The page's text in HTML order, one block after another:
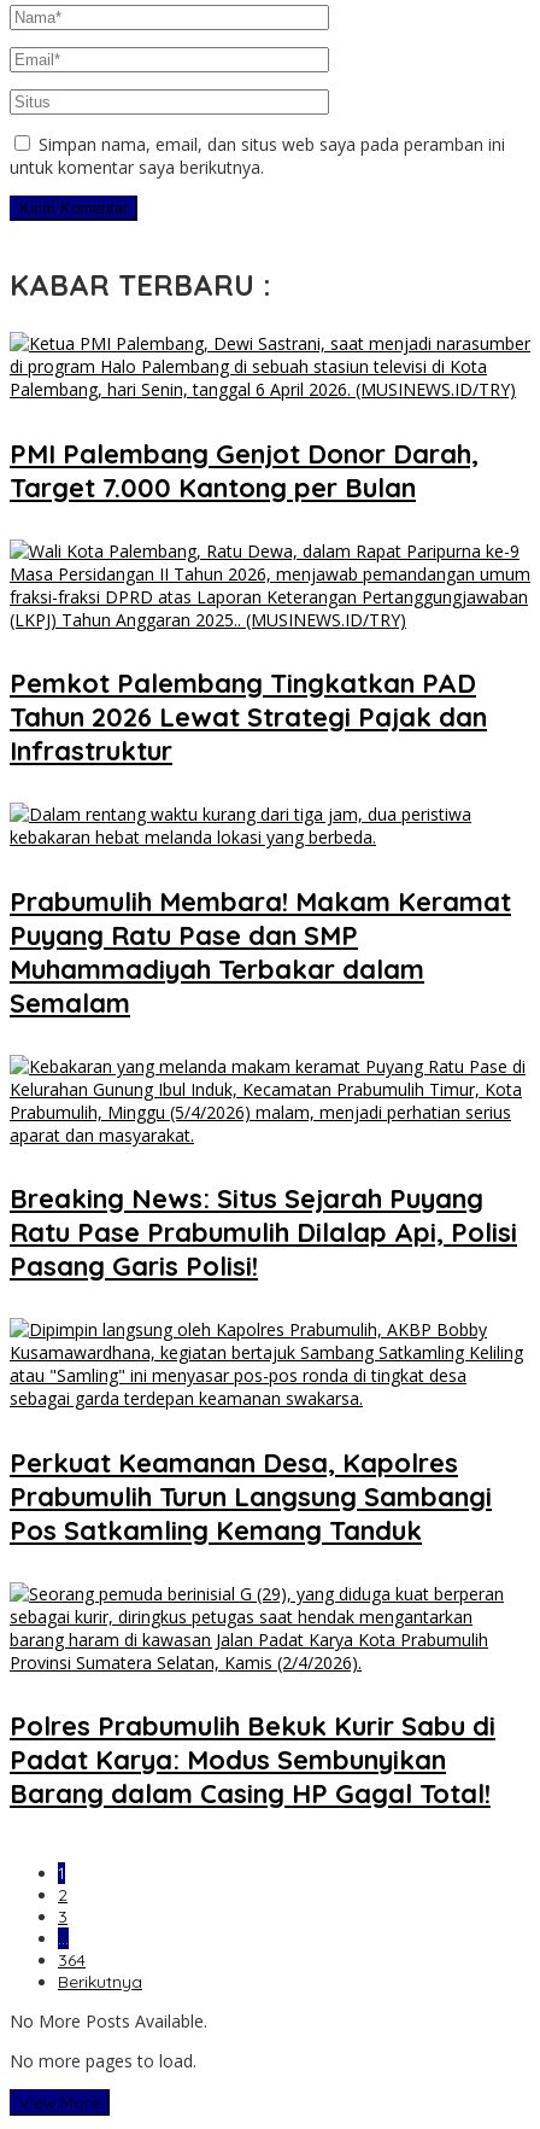
Simpan nama, email, dan situs web saya pada peramban ini
untuk komentar saya berikutnya.
KABAR TERBARU :
PMI Palembang Genjot Donor Darah,
Target 7.000 Kantong per Bulan
Pemkot Palembang Tingkatkan PAD
Tahun 2026 Lewat Strategi Pajak dan
Infrastruktur
Prabumulih Membara! Makam Keramat
Puyang Ratu Pase dan SMP
Muhammadiyah Terbakar dalam
Semalam
Breaking News: Situs Sejarah Puyang
Ratu Pase Prabumulih Dilalap Api, Polisi
Pasang Garis Polisi!
Perkuat Keamanan Desa, Kapolres
Prabumulih Turun Langsung Sambangi
Pos Satkamling Kemang Tanduk
Polres Prabumulih Bekuk Kurir Sabu di
Padat Karya: Modus Sembunyikan
Barang dalam Casing HP Gagal Total!
1
2
3
…
364
Berikutnya
No More Posts Available.
No more pages to load.
View More